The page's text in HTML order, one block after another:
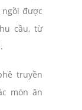
ngồi được
cầu, từ
truyền
món ăn